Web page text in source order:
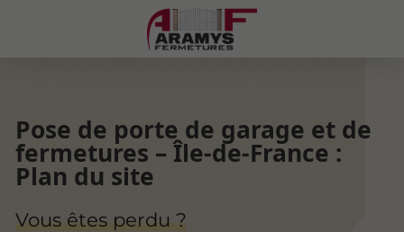
Pose de porte de garage et de
fermetures – Île-de-France :
Plan du site
Vous êtes perdu ?